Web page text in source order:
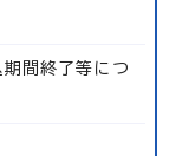
期間終了等につ